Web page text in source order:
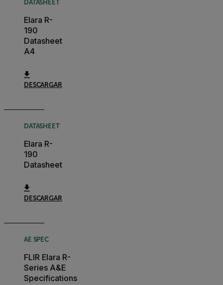
DATASHEET
Elara R-
190
Datasheet
A4
DESCARGAR
DATASHEET
Elara R-
190
Datasheet
DESCARGAR
AE SPEC
FLIR Elara R-
Series A&E
Specifications